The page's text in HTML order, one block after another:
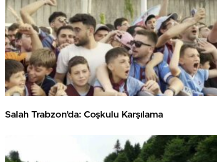
Salah Trabzon’da: Coşkulu Karşılama